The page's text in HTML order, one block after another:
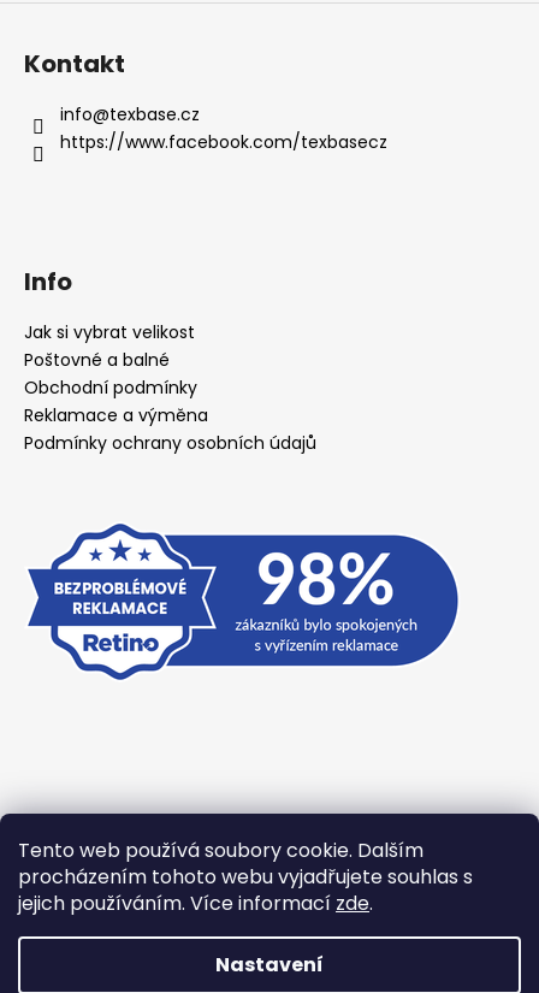
Tento web používá soubory cookie. Dalším
procházením tohoto webu vyjadřujete souhlas s
jejich používáním. Více informací zde.
Nastavení
Kontakt
info@texbase.cz
https://www.facebook.com/texbasecz
Info
Jak si vybrat velikost
Poštovné a balné
Obchodní podmínky
Reklamace a výměna
Podmínky ochrany osobních údajů
Přijímáme online platby